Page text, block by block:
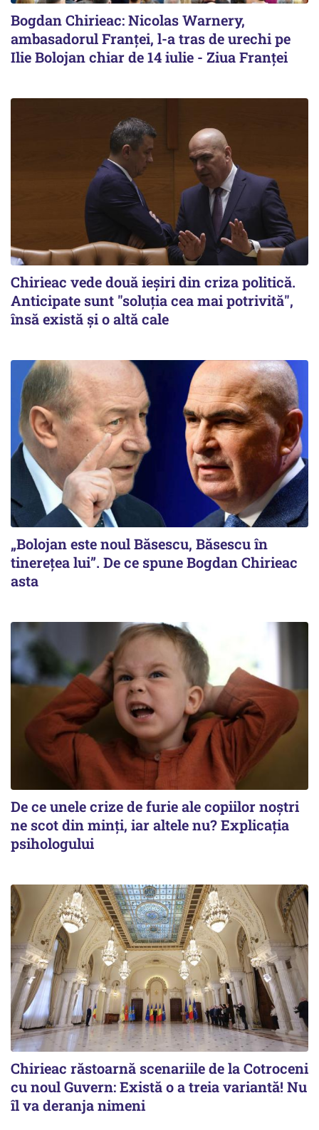
Bogdan Chirieac: Nicolas Warnery,
ambasadorul Franței, l-a tras de urechi pe
Ilie Bolojan chiar de 14 iulie - Ziua Franței
Chirieac vede două ieșiri din criza politică.
Anticipate sunt "soluția cea mai potrivită",
însă există și o altă cale
„Bolojan este noul Băsescu, Băsescu în
tinerețea lui”. De ce spune Bogdan Chirieac
asta
De ce unele crize de furie ale copiilor noștri
ne scot din minți, iar altele nu? Explicația
psihologului
Chirieac răstoarnă scenariile de la Cotroceni
cu noul Guvern: Există o a treia variantă! Nu
îl va deranja nimeni